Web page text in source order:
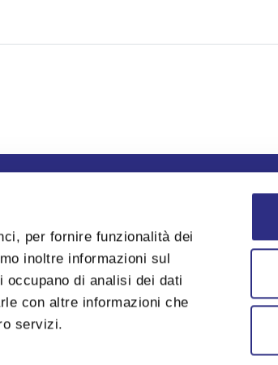
per fornire funzionalità dei
inoltre informazioni sul
di analisi dei dati
con altre informazioni che
servizi.
Pub e nightlife